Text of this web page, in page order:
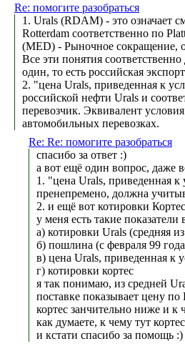
Re: помогите разобраться
1. Urals (RDAM) - это означает
Rotterdam соответственно по
(MED) - Рыночное сокращение,
Все эти понятия
один, то есть российская
2. "цена Urals, приведенная к
российской нефти Urals и
перевозчик. Эквивалент
автомобильных перевозках.
Re: Re: помогите разобраться
спасибо за ответ :)
а вот ещё один вопрос, даже
1. "цена Urals, приведенная к
пренепремено, должна
2. и ещё вот котировки
у меня есть такие
а) котировки Urals (средняя
б) пошлина (с февраля 99
в) цена Urals, приведенная к
г) котировки кортес
я так понимаю, из средней
поставке показывает цену
кортес занчительно ниже и к
как думаете, к чему тут
и кстати спасибо за помощь :)